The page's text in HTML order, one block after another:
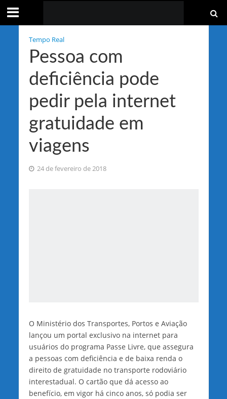
Tempo Real
Pessoa com
deficiência pode
pedir pela internet
gratuidade em
viagens
24 de fevereiro de 2018
O Ministério dos Transportes, Portos e Aviação
lançou um portal exclusivo na internet para
usuários do programa Passe Livre, que assegura
a pessoas com deficiência e de baixa renda o
direito de gratuidade no transporte rodoviário
interestadual. O cartão que dá acesso ao
benefício, em vigor há cinco anos, só podia ser